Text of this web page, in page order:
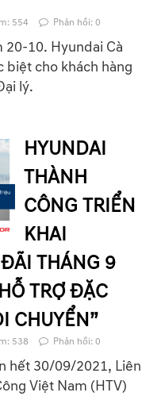
554 Phản hồi: 0
20-10. Hyundai Cà
biệt cho khách hàng
lý.
HYUNDAI
THÀNH
CÔNG TRIỂN
KHAI
THÁNG 9
TRỢ ĐẶC
CHUYỂN”
538 Phản hồi: 0
hết 30/09/2021, Liên
Việt Nam (HTV)